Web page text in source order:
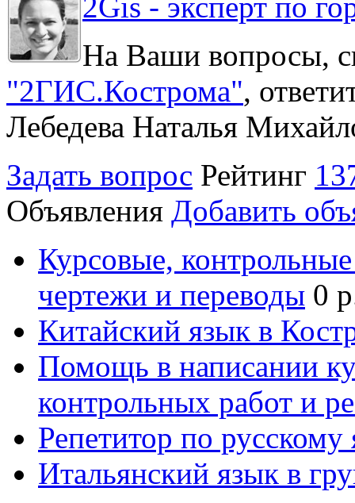
На Ваши вопросы,
"2ГИС.Кострома",
Лебедева Наталья
Задать вопрос Рейтинг
Объявления Добавить
Курсовые,
чертежи и переводы 0
Китайский язык в
Помощь в написании
контрольных работ и
Репетитор по русскому
Итальянский язык в